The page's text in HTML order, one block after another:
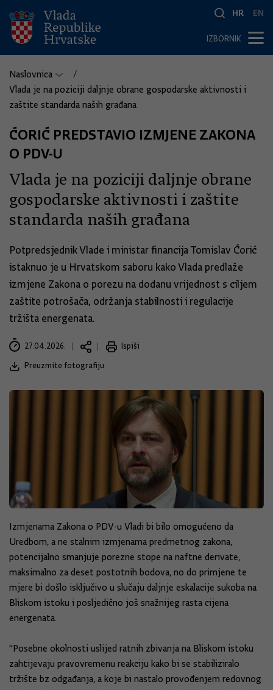
HR EN
IZBORNIK
Naslovnica
Vlada je na poziciji daljnje obrane gospodarske aktivnosti i
zaštite standarda naših građana
ĆORIĆ PREDSTAVIO IZMJENE ZAKONA
O PDV-U
Vlada je na poziciji daljnje obrane
gospodarske aktivnosti i zaštite
standarda naših građana
Potpredsjednik Vlade i ministar financija Tomislav Ćorić
istaknuo je u Hrvatskom saboru kako Vlada predlaže
izmjene Zakona o porezu na dodanu vrijednost s ciljem
zaštite potrošača, održanja stabilnosti i regulacije
tržišta energenata.
27.04.2026.
Ispiši
Preuzmite fotografiju
Izmjenama Zakona o PDV-u Vladi bi bilo omogućeno da
Uredbom, a ne stalnim izmjenama predmetnog zakona,
potencijalno smanjuje porezne stope na naftne derivate,
maksimalno za deset postotnih bodova, no do primjene te
mjere bi došlo isključivo u slučaju daljnje eskalacije sukoba na
Bliskom istoku i posljedično još snažnijeg rasta cijena
energenata.
"Posebne okolnosti uslijed ratnih zbivanja na Bliskom istoku
zahtijevaju pravovremenu reakciju kako bi se stabiliziralo
tržište bz odgađanja, a koje bi nastalo provođenjem redovnog